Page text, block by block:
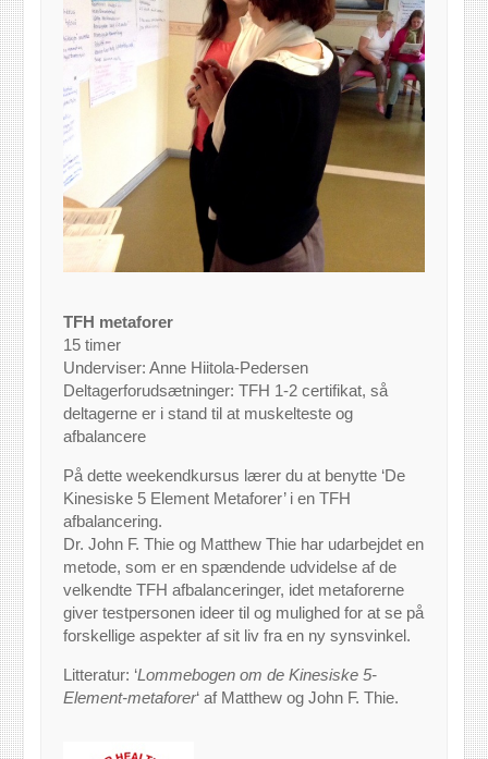
TFH metaforer
15 timer
Underviser: Anne Hiitola-Pedersen
Deltagerforudsætninger: TFH 1-2 certifikat, så
deltagerne er i stand til at muskelteste og
afbalancere
På dette weekendkursus lærer du at benytte ‘De
Kinesiske 5 Element Metaforer’ i en TFH
afbalancering.
Dr. John F. Thie og Matthew Thie har udarbejdet en
metode, som er en spændende udvidelse af de
velkendte TFH afbalanceringer, idet metaforerne
giver testpersonen ideer til og mulighed for at se på
forskellige aspekter af sit liv fra en ny synsvinkel.
Litteratur: ‘Lommebogen om de Kinesiske 5-
Element-metaforer‘ af Matthew og John F. Thie.